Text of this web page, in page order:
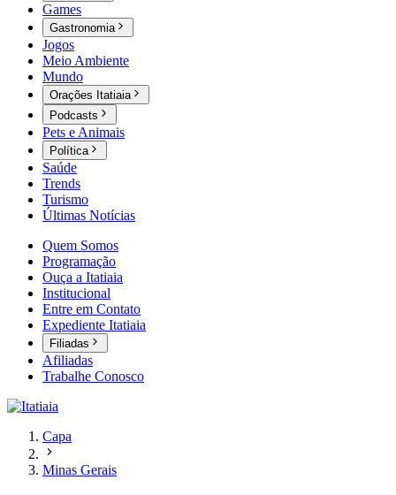
Games
Gastronomia
Jogos
Meio Ambiente
Mundo
Orações Itatiaia
Podcasts
Pets e Animais
Política
Saúde
Trends
Turismo
Últimas Notícias
Quem Somos
Programação
Ouça a Itatiaia
Institucional
Entre em Contato
Expediente Itatiaia
Filiadas
Afiliadas
Trabalhe Conosco
Capa
Minas Gerais